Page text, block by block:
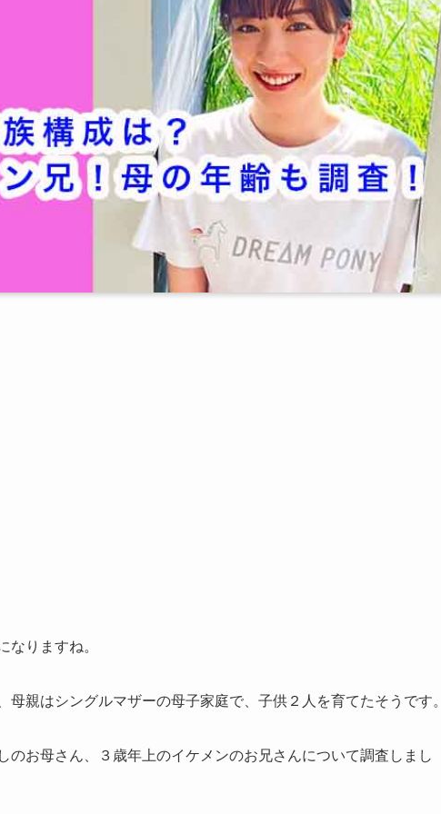
なりますね。
親はシングルマザーの母子家庭で、子供２人を育てたそうです。
のお母さん、３歳年上のイケメンのお兄さんについて調査しまし